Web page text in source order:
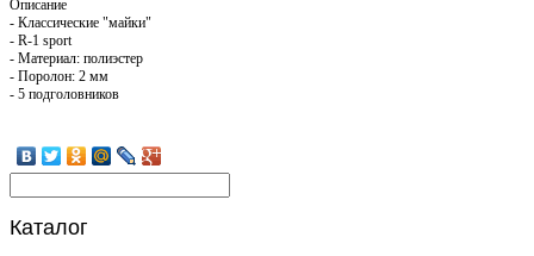
Описание
- Классические "майки"
- R-1 sport
- Материал: полиэстер
- Поролон: 2 мм
- 5 подголовников
Каталог